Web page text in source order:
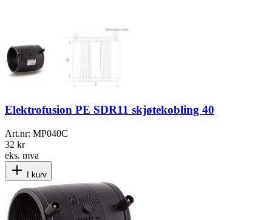
Elektrofusion PE SDR11 skjøtekobling 40
Art.nr: MP040C
32 kr
eks. mva
I kurv